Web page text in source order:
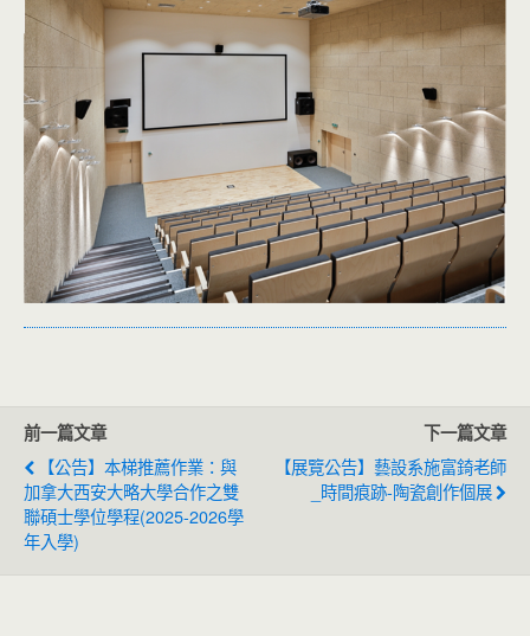
前一篇文章
【公告】本梯推薦作業：與
加拿大西安大略大學合作之雙
聯碩士學位學程(2025-2026學
年入學)
下一篇文章
【展覽公告】藝設系施富錡老師
_時間痕跡-陶瓷創作個展